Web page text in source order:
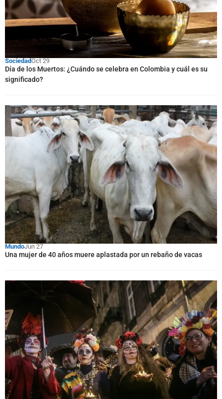
SociedadOct 29
Día de los Muertos: ¿Cuándo se celebra en Colombia y cuál es su
significado?
MundoJun 27
Una mujer de 40 años muere aplastada por un rebaño de vacas